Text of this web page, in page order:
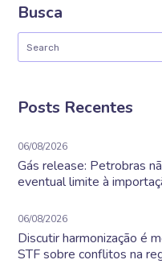
Busca
Posts Recentes
06/08/2026
Gás release: Petrobras
eventual limite à
06/08/2026
Discutir harmonização é
STF sobre conflitos na